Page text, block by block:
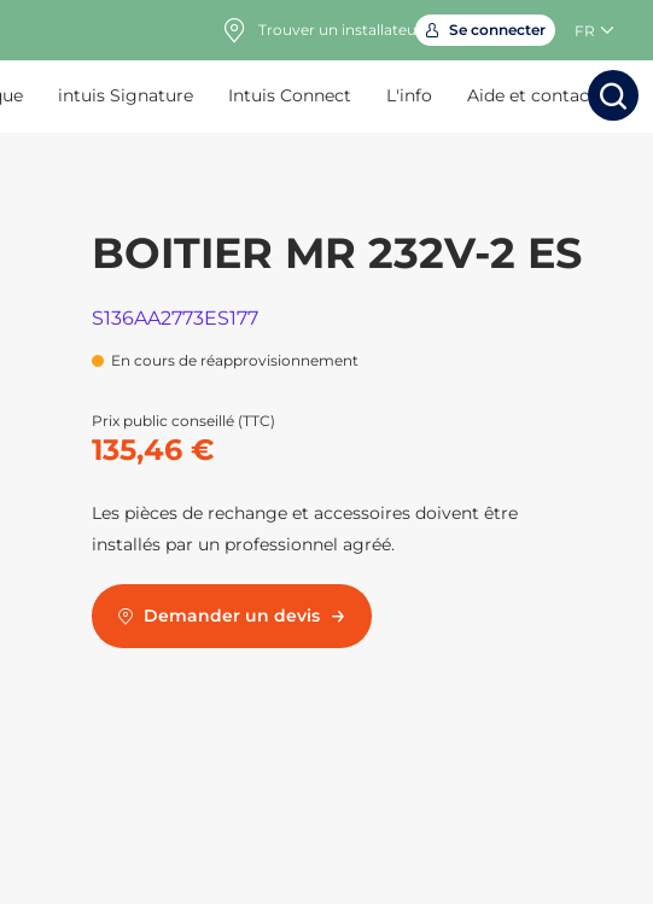
Trouver un installateur Se connecter FR
intuis Signature Intuis Connect L'info Aide et contact
RechercherRechercher
BOITIER MR 232V-2 ES
S136AA2773ES177
En cours de réapprovisionnement
Prix public conseillé (TTC)
135,46 €
Les pièces de rechange et accessoires doivent être
installés par un professionnel agréé.
Demander un devis